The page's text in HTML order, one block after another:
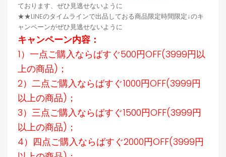
ております、ぜひ見逃せないように
★★LINEのタイムラインで出品しておる商品限定時間限定↓のキ
ャンペーンがぜひ見逃せないように
キャンペーン内容：
1）一点ご購入ならばすぐ500円OFF(3999円以
上の商品)；
2）二点ご購入ならばすぐ1000円OFF(3999円
以上の商品)；
3）三点ご購入ならばすぐ1500円OFF(3999円
以上の商品)；
4）四点ご購入ならばすぐ2000円OFF(3999円